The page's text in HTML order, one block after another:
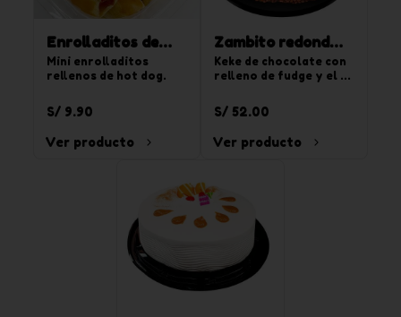
Enrolladitos de
hot dog 15 und
Mini enrolladitos
rellenos de hot dog.
S/ 9.90
Ver producto
Zambito redondo
chico
Keke de chocolate con
relleno de fudge y el
crema de vainilla y
chispas de
chocoyogurt. Para 20
tajadas.
S/ 52.00
Ver producto